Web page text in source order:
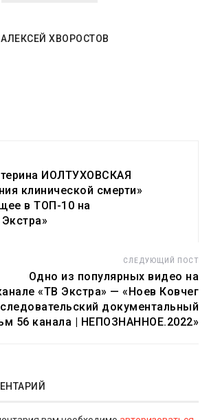
просмотров на
АЛЕКСЕЙ ХВОРОСТОВ
ИОЛТУХОВСКАЯ
клинической смерти»
в ТОП-10 на
СЛЕДУЮЩИЙ ПОСТ
Одно из популярных видео на
«ТВ Экстра» — «Ноев Ковчег
документальный
56 канала | НЕПОЗНАННОЕ.2022»